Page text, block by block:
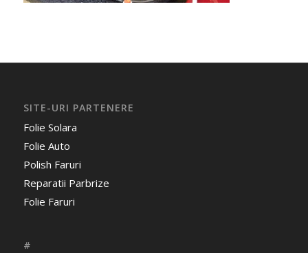
SITE-URI PARTENERE
Folie Solara
Folie Auto
Polish Faruri
Reparatii Parbrize
Folie Faruri
#